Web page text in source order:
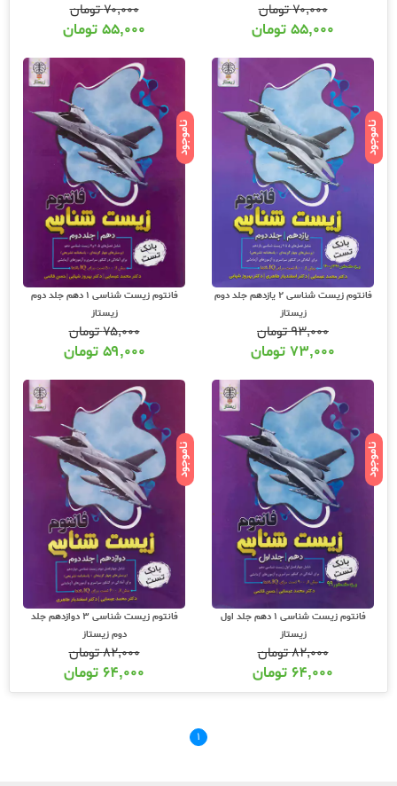
۷۰,۰۰۰تومان
۵۵,۰۰۰ تومان
۷۰,۰۰۰تومان
۵۵,۰۰۰ تومان
ناموجود
فانتوم زیست شناسی 2 یازدهم جلد دوم
زیستاز
۹۳,۰۰۰تومان
۷۳,۰۰۰ تومان
ناموجود
فانتوم زیست شناسی 1 دهم جلد دوم
زیستاز
۷۵,۰۰۰تومان
۵۹,۰۰۰ تومان
ناموجود
فانتوم زیست شناسی 1 دهم جلد اول
زیستاز
۸۲,۰۰۰تومان
۶۴,۰۰۰ تومان
ناموجود
فانتوم زیست شناسی 3 دوازدهم جلد
دوم زیستاز
۸۲,۰۰۰تومان
۶۴,۰۰۰ تومان
۱